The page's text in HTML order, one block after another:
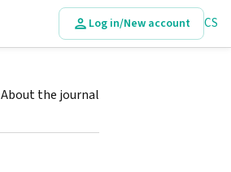
Log in/New account CS
About the journal